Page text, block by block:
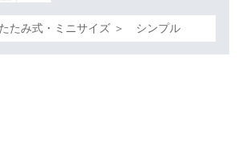
たみ式・ミニサイズ ＞ シンプル